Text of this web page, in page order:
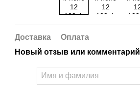
Доставка
Оплата
Новый отзыв или комментарий